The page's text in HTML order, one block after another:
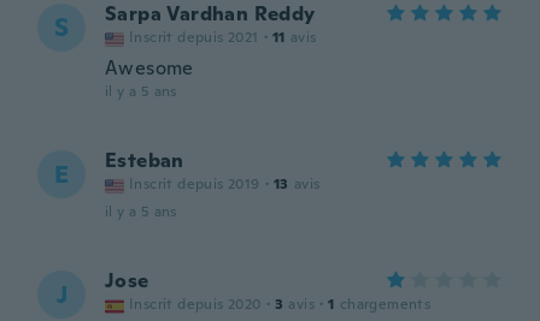
S Sarpa Vardhan Reddy
Inscrit depuis 2021 · 11 avis
Awesome
il y a 5 ans
E Esteban
Inscrit depuis 2019 · 13 avis
il y a 5 ans
J Jose
Inscrit depuis 2020 · 3 avis · 1 chargements